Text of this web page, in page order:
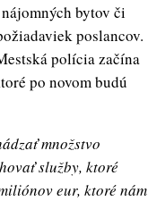
bytov či
poslancov.
polícia začína
po novom budú
množstvo
služby, ktoré
eur, ktoré nám